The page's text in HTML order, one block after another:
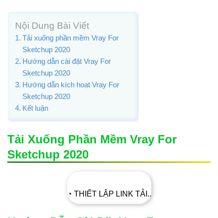
Nội Dung Bài Viết
Tải xuống phần mềm Vray For
Sketchup 2020
Hướng dẫn cài đặt Vray For
Sketchup 2020
Hướng dẫn kích hoạt Vray For
Sketchup 2020
Kết luận
Tải Xuống Phần Mềm Vray For
Sketchup 2020
◔ THIẾT LẬP LINK TẢI..